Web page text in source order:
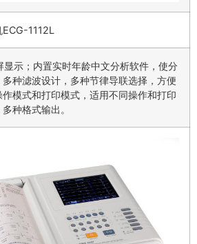
1112L
显示；内置实时年龄中文分析软件，使分
种滤波设计，多种节律导联选择，方便
模式和打印模式，适用不同操作和打印
种格式输出。